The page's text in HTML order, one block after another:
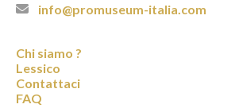
info@promuseum-italia.com
Chi siamo ?
Lessico
Contattaci
FAQ